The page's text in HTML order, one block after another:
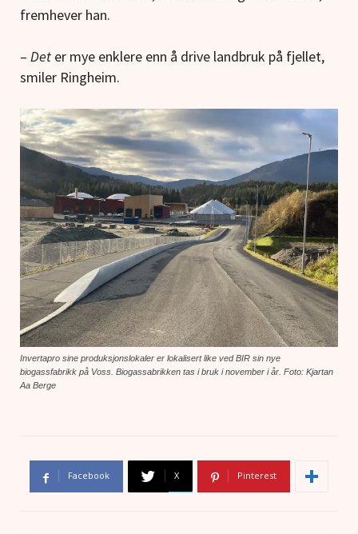
fremhever han.
– Det er mye enklere enn å drive landbruk på fjellet,
smiler Ringheim.
Invertapro sine produksjonslokaler er lokalisert like ved BIR sin nye
biogassfabrikk på Voss. Biogassabrikken tas i bruk i november i år. Foto: Kjartan
Aa Berge
Facebook X Pinterest